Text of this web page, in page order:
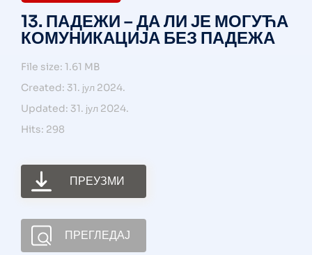
13. ПАДЕЖИ – ДА ЛИ ЈЕ МОГУЋА
КОМУНИКАЦИЈА БЕЗ ПАДЕЖА
File size: 1.61 MB
Created: 31. јул 2024.
Updated: 31. јул 2024.
Hits: 298
ПРЕУЗМИ
ПРЕГЛЕДАЈ